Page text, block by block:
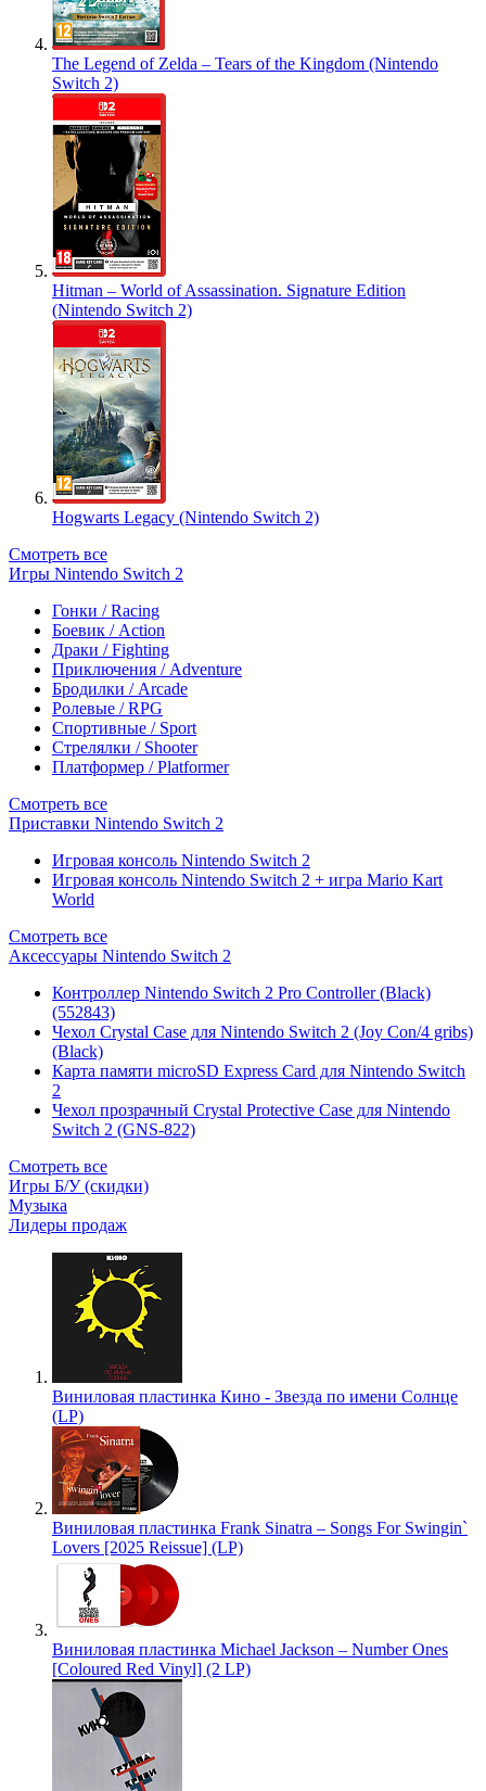
The Legend of Zelda – Tears of the Kingdom (Nintendo
Switch 2)
Hitman – World of Assassination. Signature Edition
(Nintendo Switch 2)
Hogwarts Legacy (Nintendo Switch 2)
Смотреть все
Игры Nintendo Switch 2
Гонки / Racing
Боевик / Action
Драки / Fighting
Приключения / Adventure
Бродилки / Arcade
Ролевые / RPG
Спортивные / Sport
Стрелялки / Shooter
Платформер / Platformer
Смотреть все
Приставки Nintendo Switch 2
Игровая консоль Nintendo Switch 2
Игровая консоль Nintendo Switch 2 + игра Mario Kart
World
Смотреть все
Аксессуары Nintendo Switch 2
Контроллер Nintendo Switch 2 Pro Controller (Black)
(552843)
Чехол Сrystal Сase для Nintendo Switch 2 (Joy Con/4 gribs)
(Black)
Карта памяти microSD Express Card для Nintendo Switch
2
Чехол прозрачный Crystal Protective Case для Nintendo
Switch 2 (GNS-822)
Смотреть все
Игры Б/У (скидки)
Музыка
Лидеры продаж
Виниловая пластинка Кино - Звезда по имени Солнце
(LP)
Виниловая пластинка Frank Sinatra – Songs For Swingin`
Lovers [2025 Reissue] (LP)
Виниловая пластинка Michael Jackson – Number Ones
[Coloured Red Vinyl] (2 LP)